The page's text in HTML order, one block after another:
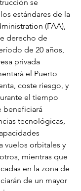
se
estándares de la
(FAA),
derecho de
de 20 años,
privada
el Puerto
coste riesgo, y
el tiempo
beneficiará
tecnológicas,
vuelos orbitales y
mientras que
en la zona de
de un mayor